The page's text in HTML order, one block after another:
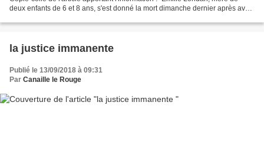
deux enfants de 6 et 8 ans, s'est donné la mort dimanche dernier après avoir
la justice immanente
Publié le 13/09/2018 à 09:31
Par Canaille le Rouge